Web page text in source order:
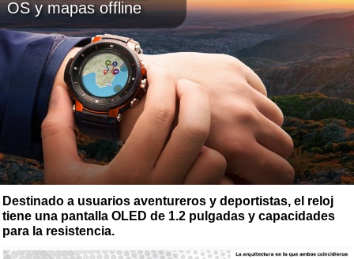
OS y mapas offline
Destinado a usuarios aventureros y deportistas, el reloj
tiene una pantalla OLED de 1.2 pulgadas y capacidades
para la resistencia.